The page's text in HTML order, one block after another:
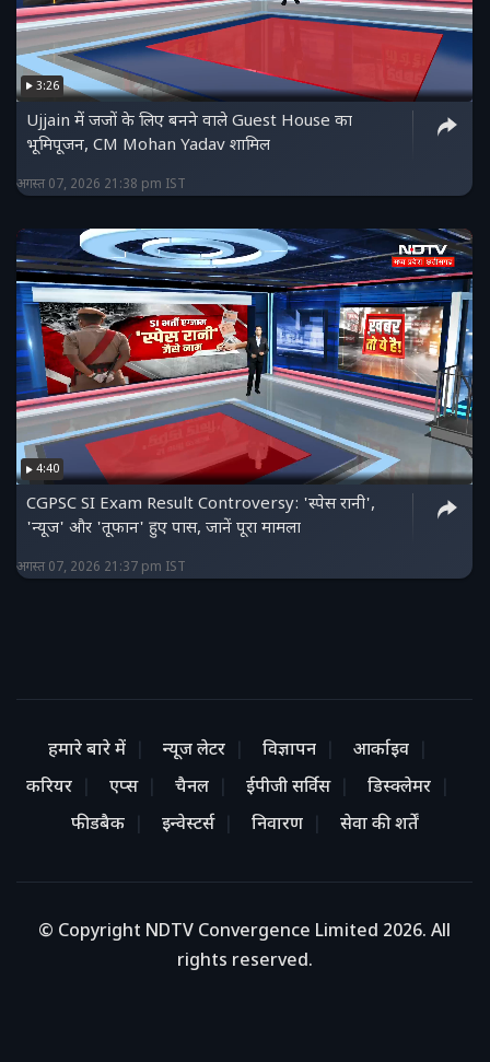
3:26
Ujjain में जजों के लिए बनने वाले Guest House का
भूमिपूजन, CM Mohan Yadav शामिल
अगस्त 07, 2026 21:38 pm IST
4:40
CGPSC SI Exam Result Controversy: 'स्पेस रानी',
'न्यूज' और 'तूफान' हुए पास, जानें पूरा मामला
अगस्त 07, 2026 21:37 pm IST
हमारे बारे में न्यूज लेटर विज्ञापन
आर्काइव
करियर
एप्स चैनल ईपीजी सर्विस
डिस्क्लेमर
फीडबैक
इन्वेस्टर्स निवारण सेवा की शर्तें
© Copyright NDTV Convergence Limited 2026. All
rights reserved.